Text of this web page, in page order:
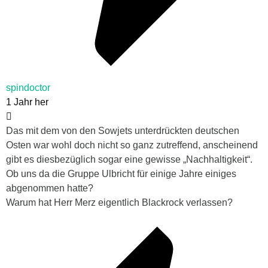
spindoctor
1 Jahr her
Das mit dem von den Sowjets unterdrückten deutschen
Osten war wohl doch nicht so ganz zutreffend, anscheinend
gibt es diesbezüglich sogar eine gewisse „Nachhaltigkeit“.
Ob uns da die Gruppe Ulbricht für einige Jahre einiges
abgenommen hatte?
Warum hat Herr Merz eigentlich Blackrock verlassen?